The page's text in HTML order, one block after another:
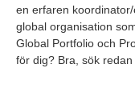
en erfaren
global organisation
Global Portfolio och
för dig? Bra, sök redan